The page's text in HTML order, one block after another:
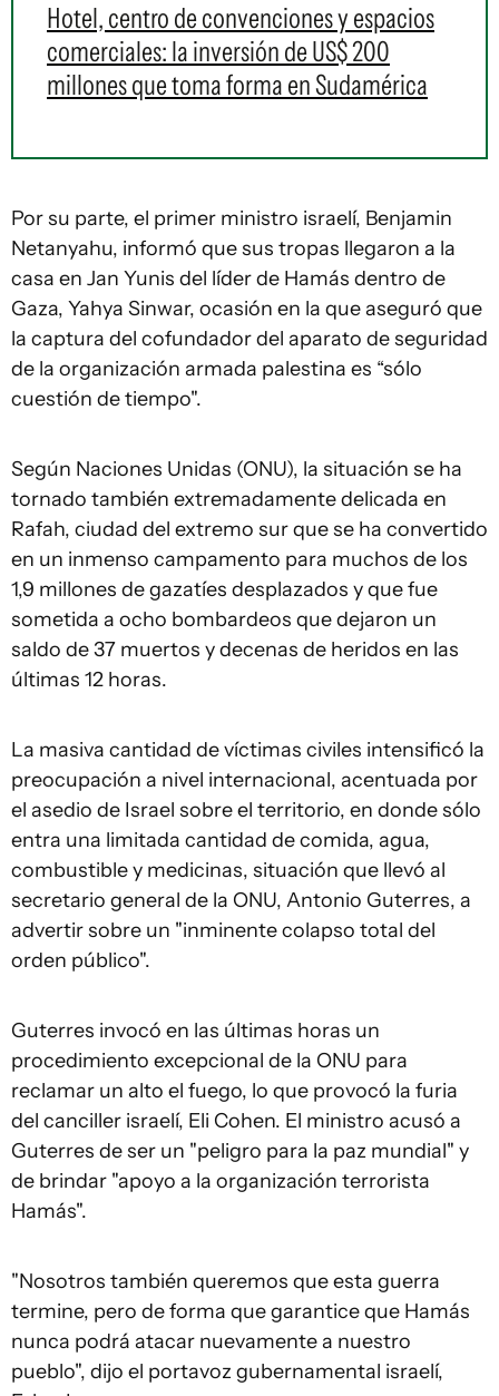
Hotel, centro de convenciones y espacios
comerciales: la inversión de US$ 200
millones que toma forma en Sudamérica
Por su parte, el primer ministro israelí, Benjamin
Netanyahu, informó que sus tropas llegaron a la
casa en Jan Yunis del líder de Hamás dentro de
Gaza, Yahya Sinwar, ocasión en la que aseguró que
la captura del cofundador del aparato de seguridad
de la organización armada palestina es “sólo
cuestión de tiempo".
Según Naciones Unidas (ONU), la situación se ha
tornado también extremadamente delicada en
Rafah, ciudad del extremo sur que se ha convertido
en un inmenso campamento para muchos de los
1,9 millones de gazatíes desplazados y que fue
sometida a ocho bombardeos que dejaron un
saldo de 37 muertos y decenas de heridos en las
últimas 12 horas.
La masiva cantidad de víctimas civiles intensificó la
preocupación a nivel internacional, acentuada por
el asedio de Israel sobre el territorio, en donde sólo
entra una limitada cantidad de comida, agua,
combustible y medicinas, situación que llevó al
secretario general de la ONU, Antonio Guterres, a
advertir sobre un "inminente colapso total del
orden público".
Guterres invocó en las últimas horas un
procedimiento excepcional de la ONU para
reclamar un alto el fuego, lo que provocó la furia
del canciller israelí, Eli Cohen. El ministro acusó a
Guterres de ser un "peligro para la paz mundial" y
de brindar "apoyo a la organización terrorista
Hamás".
"Nosotros también queremos que esta guerra
termine, pero de forma que garantice que Hamás
nunca podrá atacar nuevamente a nuestro
pueblo", dijo el portavoz gubernamental israelí,